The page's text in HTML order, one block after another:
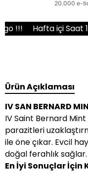
Hafta içi Saat
Ürün Açıklaması
IV SAN BERNARD
IV Saint Bernard
parazitleri
ile öne çıkar. Evcil
doğal ferahlık sağlar.
En İyi Sonuçlar İçin